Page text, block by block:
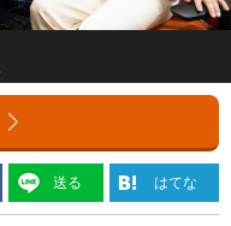
送る はてな